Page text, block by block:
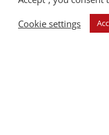
SIGUE A
Cookie settings